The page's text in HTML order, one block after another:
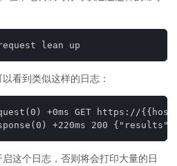
lean up
看到类似这样的日志：
+0ms GET https://
+220ms 200
这个日志，否则将会打印大量的日